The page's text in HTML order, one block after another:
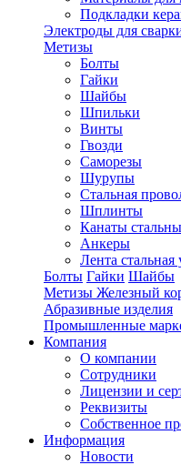
Подкладки
Электроды для
Метизы
Болты
Гайки
Шайбы
Шпильки
Винты
Гвозди
Саморезы
Шурупы
Стальная
Шплинты
Канаты
Анкеры
Лента стальная
Болты Гайки Шайбы
Метизы Железный
Абразивные изделия
Промышленные
Компания
О компании
Сотрудники
Лицензии и
Реквизиты
Собственное
Информация
Новости